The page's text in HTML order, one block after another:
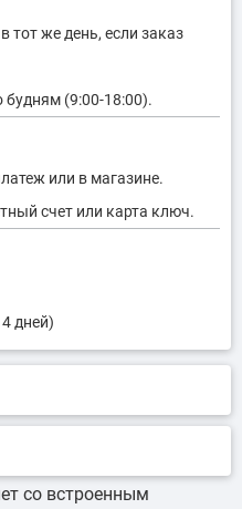
со встроенным